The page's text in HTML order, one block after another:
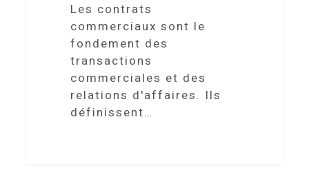
Les contrats
commerciaux sont le
fondement des
transactions
commerciales et des
relations d'affaires. Ils
définissent…